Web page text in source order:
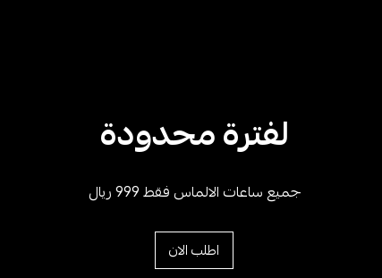
لفترة محدودة
جميع ساعات الالماس فقط 999 ريال
اطلب الان